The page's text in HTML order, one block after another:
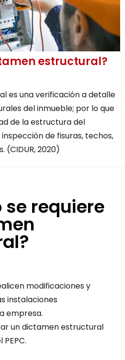
estructural?
es una verificación a detalle
del inmueble; por lo que
de la estructura del
de fisuras, techos,
(CIDUR, 2020)
se requiere
modificaciones y
instalaciones
empresa.
un dictamen estructural